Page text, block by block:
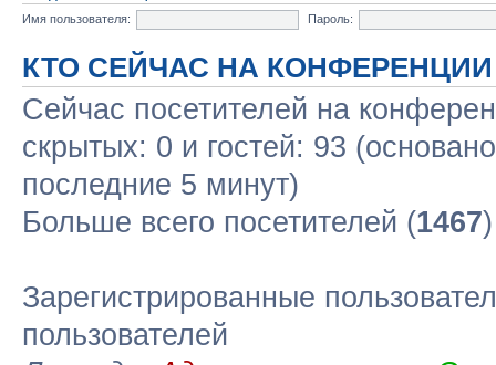
Имя пользователя:
Пароль:
КТО СЕЙЧАС НА КОНФЕРЕНЦИИ
Сейчас посетителей на
скрытых: 0 и гостей: 93
последние 5 минут)
Больше всего посетителей (1467
Зарегистрированные
пользователей